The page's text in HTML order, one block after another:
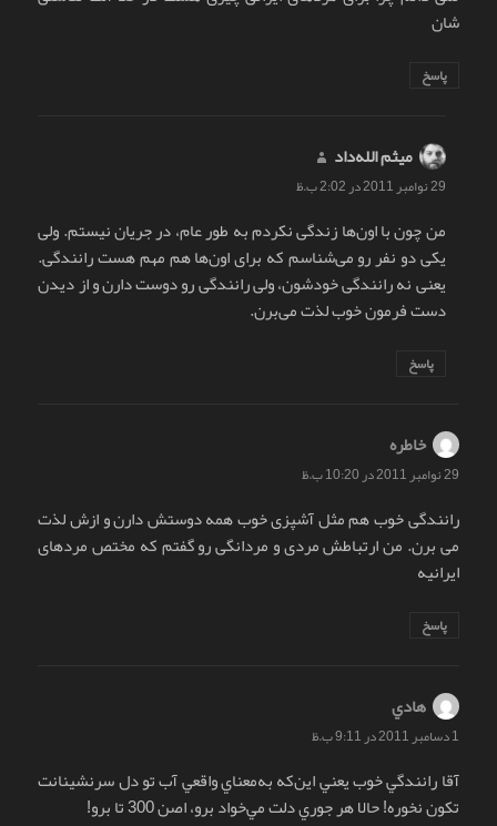
شان
پاسخ
میثم الله‌داد
29 نوامبر 2011 در 2:02 ب.ظ
من چون با اون‌ها زندگی نکردم به طور عام، در جریان نیستم. ولی
یکی دو نفر رو می‌شناسم که برای اون‌ها هم مهم هست رانندگی.
یعنی نه رانندگی خودشون، ولی رانندگی رو دوست دارن و از دیدن
دست فرمون خوب لذت می‌برن.
پاسخ
خاطره
29 نوامبر 2011 در 10:20 ب.ظ
رانندگی خوب هم مثل آشپزی خوب همه دوستش دارن و ازش لذت
می برن. من ارتباطش مردی و مردانگی رو گفتم که مختص مردهای
ایرانیه
پاسخ
هادي
1 دسامبر 2011 در 9:11 ب.ظ
آقا رانندگي خوب يعني اين‌که به‌معناي واقعي آب تو دل سرنشينانت
تکون نخوره! حالا هر جوري دلت مي‌خواد برو، اصن 300 تا برو!